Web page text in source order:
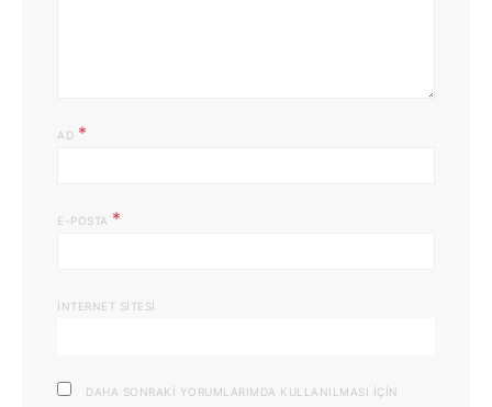
AD *
E-POSTA *
İNTERNET SITESI
DAHA SONRAKI YORUMLARIMDA KULLANILMASI IÇIN